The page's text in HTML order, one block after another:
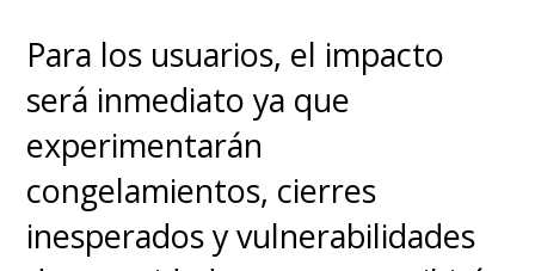
Para los usuarios, el impacto
será inmediato ya que
experimentarán
congelamientos, cierres
inesperados y vulnerabilidades